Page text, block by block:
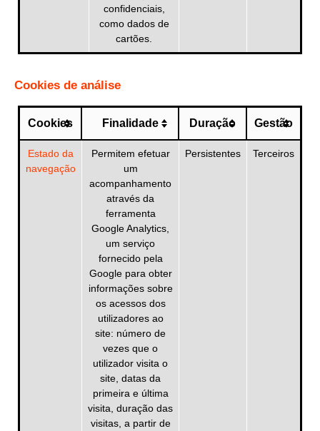
confidenciais,
como dados de
cartões.
Cookies de análise
Cookies Finalidade Duração Gestão
Estado da
navegação
Permitem efetuar
um
acompanhamento
através da
ferramenta
Google Analytics,
um serviço
fornecido pela
Google para obter
informações sobre
os acessos dos
utilizadores ao
site: número de
vezes que o
utilizador visita o
site, datas da
primeira e última
visita, duração das
visitas, a partir de
Persistentes Terceiros